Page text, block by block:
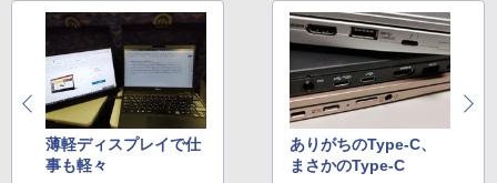
ルHD）16:9 IPSパネル 非光沢 ノングレ
ア 液晶ディスプレイ HDMI VGA VESA準
拠 PS4 switch 対応 スイッチ 【中古】
￥6,500
モバイルモニター 15.6インチ InnoView
[新品][全巻収納ダンボール本棚付]◆特典
あり◆魔入りました!入間くん (1-49巻 最
新刊)[オリジナル缶バッジ付] 全巻セット
￥30,906
￥14,990
【2026年アップグレード版】AOKIMI ワイヤ
レスイヤホン bluetooth イヤホン V12 小型
軽量 ブルートゥースHi-Fi 最大36時間再生 ぶ
るーとゅーす コードレス ENCノイズキャン
セリング 自動ペアリング Type-C充電 マイク
On My Road (Stadium ver.)
￥250
￥1,117
by Amazon 炭酸水 ラベルレス 500ml ×24本
強炭酸水 ペットボトル 500ミリリットル (Sm
art Basic)
￥572
スーパーの裏でヤニ吸うふたり 9巻 (デジタル
版ビッグガンガンコミックス)
￥810
薄軽ディスプレイで仕
事も軽々
ありがちのType-C、
まさかのType-C